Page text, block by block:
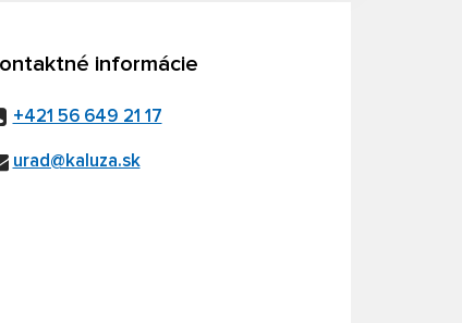
informácie
+421 56 649 21 17
urad@kaluza.sk